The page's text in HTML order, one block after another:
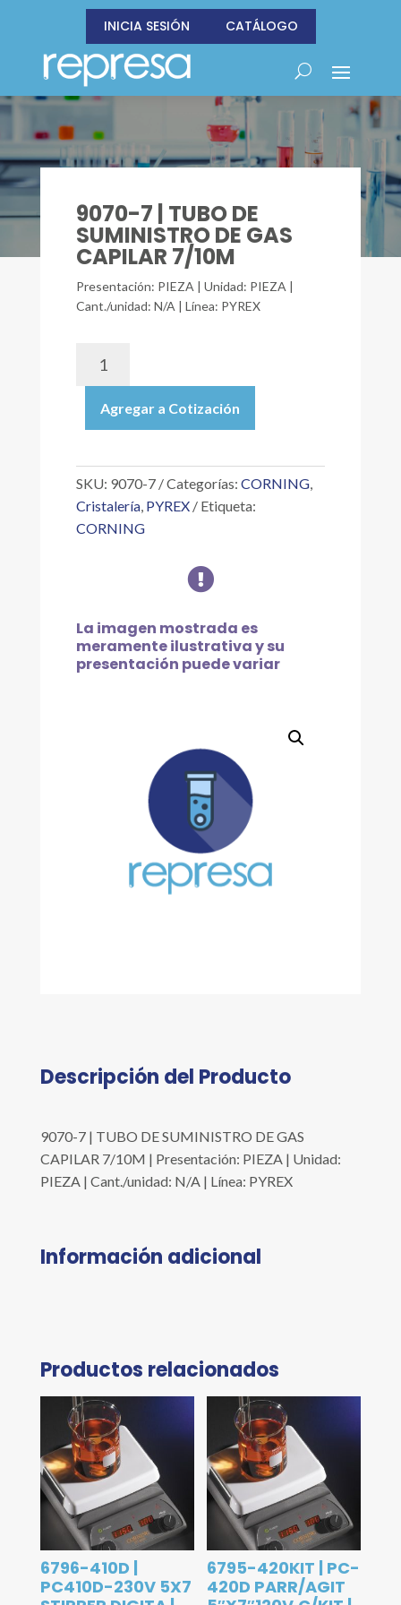
INICIA SESIÓN CATÁLOGO
9070-7 | TUBO DE
SUMINISTRO DE GAS
CAPILAR 7/10M
Presentación: PIEZA | Unidad: PIEZA |
Cant./unidad: N/A | Línea: PYREX
TUBO
DE
DE
CAPILAR
7/10M
Agregar a Cotización
SKU: 9070-7 Categorías: CORNING,
Cristalería, PYREX
Etiqueta:
CORNING

La imagen mostrada es
meramente ilustrativa y su
presentación puede variar
Descripción del Producto
9070-7 | TUBO DE SUMINISTRO DE GAS
CAPILAR 7/10M | Presentación: PIEZA | Unidad:
PIEZA | Cant./unidad: N/A | Línea: PYREX
Información adicional
Productos relacionados
6796-410D |
PC410D-230V 5X7
6795-420KIT | PC-
420D PARR/AGIT